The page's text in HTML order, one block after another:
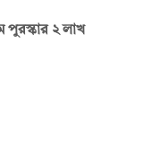
পুরস্কার ২ লাখ